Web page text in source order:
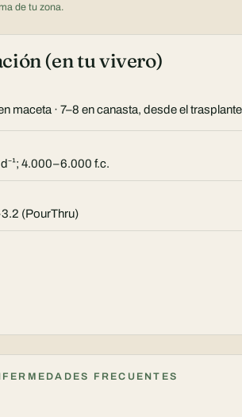
de tu zona.
(en tu vivero)
maceta · 7–8 en canasta, desde el trasplante
4.000–6.000 f.c.
(PourThru)
FRECUENTES